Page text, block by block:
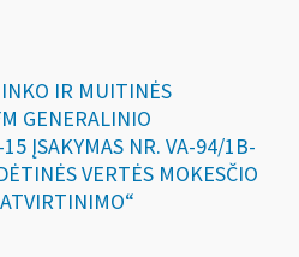
IR MUITINĖS
GENERALINIO
ĮSAKYMAS NR. VA-94/1B-
VERTĖS MOKESČIO